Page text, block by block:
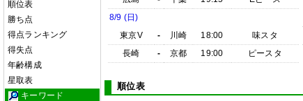
順位表
勝ち点
得点ランキング
得失点
年齢構成
星取表
キーワード
8/9 (日)
東京V
- 川崎 18:00
味スタ
長崎
- 京都 19:00 ピースタ
順位表